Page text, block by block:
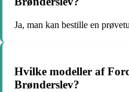
Ja, man kan bestille en
Hvilke modeller af
Brønderslev?